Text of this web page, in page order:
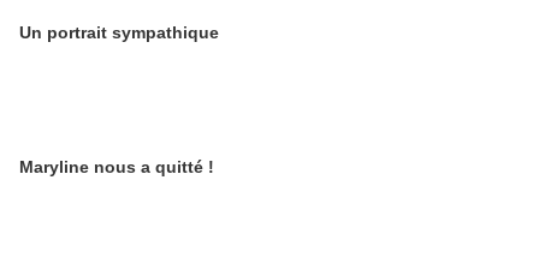
Un portrait sympathique
Maryline nous a quitté !